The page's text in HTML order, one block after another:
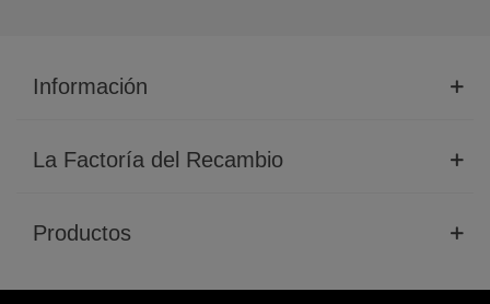
Información
La Factoría del Recambio
Productos